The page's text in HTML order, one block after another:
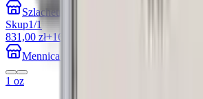
Szlachetne Inwestycje
Skup1/1
831,00 zł+16.54%
Mennica Skarbowa
1 oz